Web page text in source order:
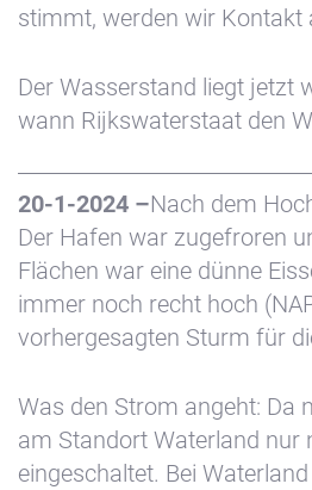
+31(0) 299 –
stimmt, werden wir Kontakt
Der Wasserstand liegt jetzt
wann Rijkswaterstaat den
20-1-2024 –Nach dem
Der Hafen war zugefroren
Flächen war eine dünne
immer noch recht hoch
vorhergesagten Sturm für
Was den Strom angeht: Da
am Standort Waterland nur
eingeschaltet. Bei